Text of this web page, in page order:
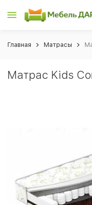
Главная Матрасы
Матрас Kids